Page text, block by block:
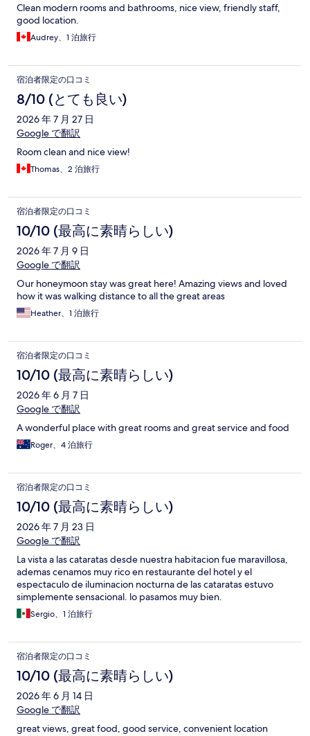
Clean modern rooms and bathrooms, nice view, friendly staff,
good location.
Audrey、1 泊旅行
宿泊者限定の口コミ
8/10 (とても良い)
2026 年 7 月 27 日
Google で翻訳
Room clean and nice view!
Thomas、2 泊旅行
宿泊者限定の口コミ
10/10 (最高に素晴らしい)
2026 年 7 月 9 日
Google で翻訳
Our honeymoon stay was great here! Amazing views and loved
how it was walking distance to all the great areas
Heather、1 泊旅行
宿泊者限定の口コミ
10/10 (最高に素晴らしい)
2026 年 6 月 7 日
Google で翻訳
A wonderful place with great rooms and great service and food
Roger、4 泊旅行
宿泊者限定の口コミ
10/10 (最高に素晴らしい)
2026 年 7 月 23 日
Google で翻訳
La vista a las cataratas desde nuestra habitacion fue maravillosa,
ademas cenamos muy rico en restaurante del hotel y el
espectaculo de iluminacion nocturna de las cataratas estuvo
simplemente sensacional. lo pasamos muy bien.
Sergio、1 泊旅行
宿泊者限定の口コミ
10/10 (最高に素晴らしい)
2026 年 6 月 14 日
Google で翻訳
great views, great food, good service, convenient location